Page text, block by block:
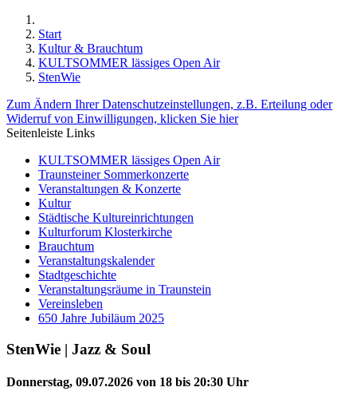
Start
Kultur & Brauchtum
KULTSOMMER lässiges Open Air
StenWie
Zum Ändern Ihrer Datenschutzeinstellungen, z.B. Erteilung oder
Widerruf von Einwilligungen, klicken Sie hier
Seitenleiste Links
KULTSOMMER lässiges Open Air
Traunsteiner Sommerkonzerte
Veranstaltungen & Konzerte
Kultur
Städtische Kultureinrichtungen
Kulturforum Klosterkirche
Brauchtum
Veranstaltungskalender
Stadtgeschichte
Veranstaltungsräume in Traunstein
Vereinsleben
650 Jahre Jubiläum 2025
StenWie | Jazz & Soul
Donnerstag, 09.07.2026 von 18 bis 20:30 Uhr